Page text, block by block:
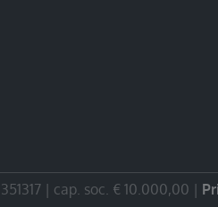
| cap. soc. € 10.000,00 |